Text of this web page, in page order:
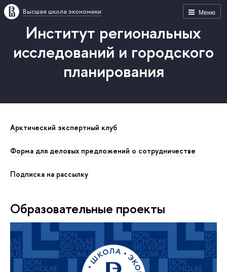
Меню
Высшая школа экономики
Институт региональных
исследований и городского
планирования
Арктический экспертный клуб
Форма для деловых предложений о сотрудничестве
Подписка на рассылку
Образовательные проекты